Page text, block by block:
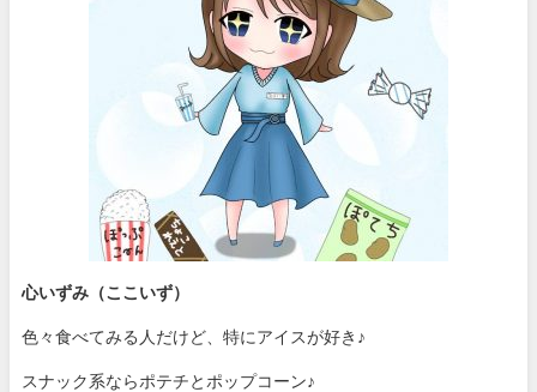
心いずみ（ここいず）
色々食べてみる人だけど、特にアイスが好き♪
スナック系ならポテチとポップコーン♪